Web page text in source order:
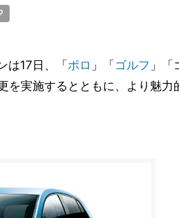
は17日、「 ポロ 」「 ゴルフ 」「
を実施するとともに、より魅力